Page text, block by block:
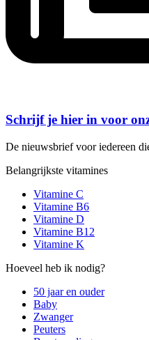
Schrijf je hier in voor
De nieuwsbrief voor iedereen
Belangrijkste vitamines
Vitamine C
Vitamine B6
Vitamine D
Vitamine B12
Vitamine K
Hoeveel heb ik nodig?
50 jaar en ouder
Baby
Zwanger
Peuters